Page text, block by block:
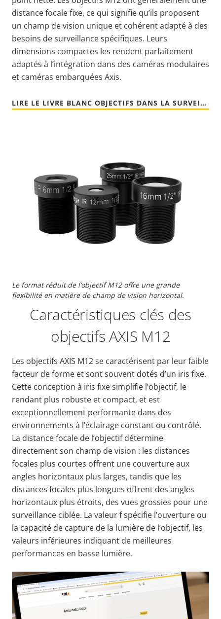
distance focale fixe, ce qui signifie qu’ils proposent
un champ de vision unique et cohérent adapté à des
besoins de surveillance spécifiques. Leurs
dimensions compactes les rendent parfaitement
adaptés à l’intégration dans des caméras modulaires
et caméras embarquées Axis.
LIRE LE LIVRE BLANC OBJECTIFS DANS LA SURVEILLANCE
Le format réduit de l’objectif M12 offre une grande
flexibilité en matière de champ de vision horizontal.
Caractéristiques clés des
objectifs AXIS M12
Les objectifs AXIS M12 se caractérisent par leur faible
facteur de forme et sont souvent dotés d’un iris fixe.
Cette conception à iris fixe simplifie l’objectif, le
rendant plus robuste et compact, et est
exceptionnellement performante dans des
environnements à l’éclairage constant ou contrôlé.
La distance focale de l’objectif détermine
directement son champ de vision : les distances
focales plus courtes offrent une couverture aux
angles horizontaux plus larges, tandis que les
distances focales plus longues offrent des angles
horizontaux plus étroits, des vues grossies pour une
surveillance ciblée. La valeur f spécifie l’ouverture ou
la capacité de capture de la lumière de l’objectif, les
valeurs inférieures indiquant de meilleures
performances en basse lumière.